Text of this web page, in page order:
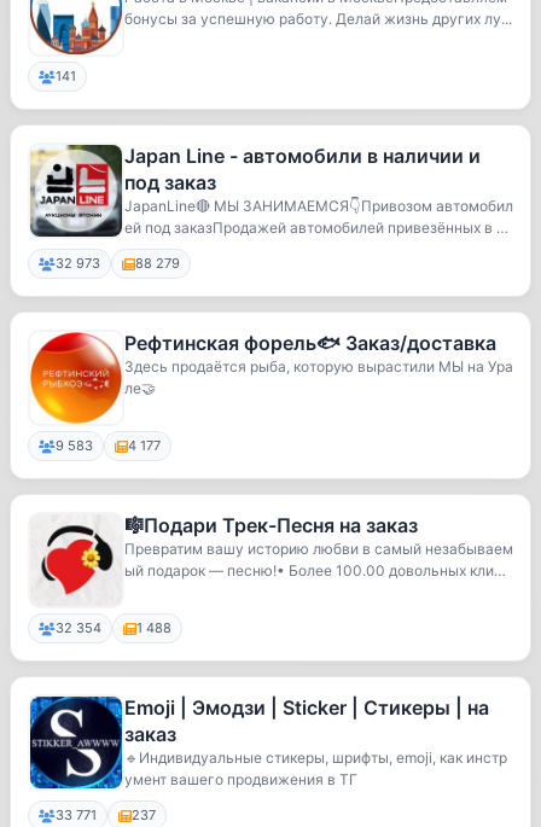
бонусы за успешную работу. Делай жизнь других лу...
141
Japan Line - автомобили в наличии и
под заказ
JapanLine🔴 МЫ ЗАНИМАЕМСЯ👇Привозом автомобил
ей под заказПродажей автомобилей привезённых в Р
оссию ...
32 973 88 279
Рефтинская форель🐟 Заказ/доставка
Здесь продаётся рыба, которую вырастили МЫ на Ура
ле🤝
9 583 4 177
️🎼Подари Трек-Песня на заказ
Превратим вашу историю любви в самый незабываем
ый подарок — песню!• Более 100.00 довольных клиен
32 354 1 488
Emoji | Эмодзи | Sticker | Стикеры | на
заказ
🔹Индивидуальные стикеры, шрифты, emoji, как инстр
умент вашего продвижения в ТГ
33 771 237